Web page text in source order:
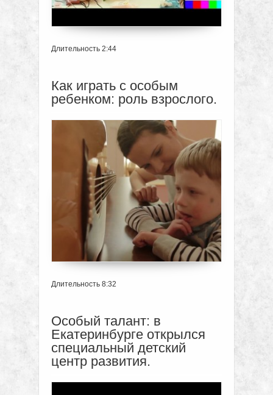
Длительность 2:44
Как играть с особым
ребенком: роль взрослого.
Длительность 8:32
Особый талант: в
Екатеринбурге открылся
специальный детский
центр развития.